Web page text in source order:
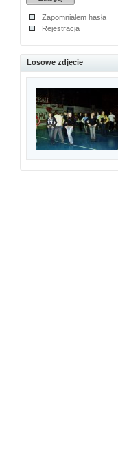
Zapomniałem hasła
Rejestracja
Losowe zdjęcie